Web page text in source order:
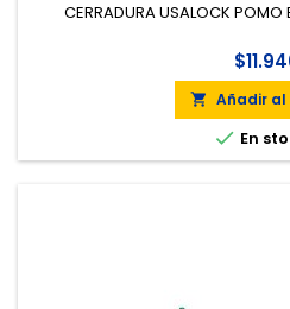
CERRADURA USALOCK POMO
 Añadir
 En